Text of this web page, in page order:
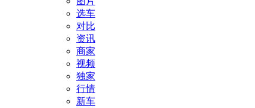
选车
对比
资讯
商家
视频
独家
行情
新车